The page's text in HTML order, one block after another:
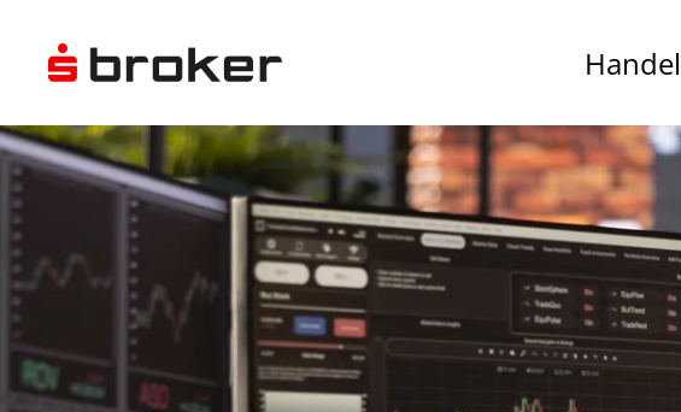
Handel